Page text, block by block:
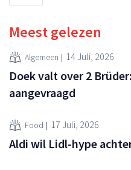
Meest gelezen
Algemeen 14 Juli, 2026
Doek valt over 2
aangevraagd
Food 17 Juli, 2026
Aldi wil Lidl-hype